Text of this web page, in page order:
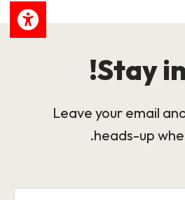
Stay
Leave your email
heads-up